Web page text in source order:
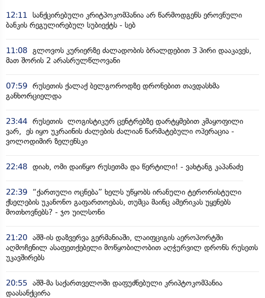
12:11 სანქცირებული კრიტპოკომპანია არ წარმოდგენს ეროვნული
ბანკის რეგულირებულ სუბიექტს - სებ
11:08 გლოვოს კურიერზე ძალადობის ბრალდებით 3 პირი დააკავეს,
მათ შორის 2 არასრულწლოვანი
07:59 რუსეთის ქალაქ ბელგოროდზე დრონებით თავდასხმა
განხორციელდა
23:44 რუსეთის ლოგისტიკურ ცენტრებზე დარტყმებით კმაყოფილი
ვარ, ეს იყო უკრაინის ძალების ძალიან წარმატებული ოპერაცია -
ვოლოდიმირ ზელენსკი
22:48 დიახ, ომი დაიწყო რუსეთმა და წერტილი! - ვახტანგ კაპანაძე
22:39
“ქართული ოცნება” ხელს უწყობს ირანული ტერორისტული
ქსელების უკანონო გაფართოებას, თუმცა მაინც ამერიკას უყენებს
მოთხოვნებს? - ჯო უილსონი
21:20 აშშ-ის დაზვერვა გერმანიაში, ლაიფციგის აეროპორტში
აღმოჩენილ ასაფეთქებელი მოწყობილობით აღჭურვილ დრონს რუსეთს
უკავშირებს
20:55 აშშ-მა საქართველოში დაფუძნებული კრიპტოკომპანია
დაასანქცირა